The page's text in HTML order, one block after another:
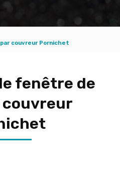
couvreur Pornichet
fenêtre de